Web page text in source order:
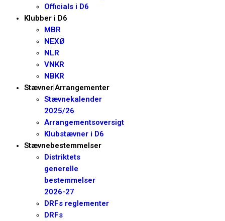
Officials i D6
Klubber i D6
MBR
NEXØ
NLR
VNKR
NBKR
Stævner|Arrangementer
Stævnekalender
2025/26
Arrangementsoversigt
Klubstævner i D6
Stævnebestemmelser
Distriktets
generelle
bestemmelser
2026-27
DRFs reglementer
DRFs